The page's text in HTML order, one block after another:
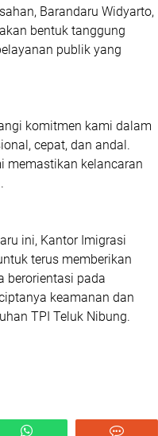
Barandaru Widyarto,
bentuk tanggung
publik yang
komitmen kami dalam
cepat, dan andal.
memastikan kelancaran
ini, Kantor Imigrasi
terus memberikan
berorientasi pada
keamanan dan
TPI Teluk Nibung.